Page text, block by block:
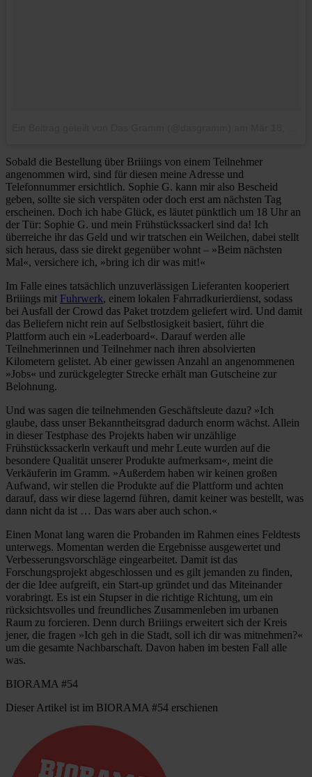
Sobald die Bestellung über Briiings von einem Teilnehmer
angenommen wird, sind für diesen meine Adresse und
Telefonnummer ersichtlich. Sophie G. kann mir also Bescheid
geben, sollte sie sich verspäten oder doch erst am nächsten Tag
erscheinen. Doch ich habe Glück, es läutet pünktlich um 18 Uhr an
der Tür: Sophie G. und mein Frühstückssackerl sind da! Ich
überreiche ihr das Geld und wir tratschen ein Weilchen, dabei stellt
sich heraus, dass sie direkt gegenüber wohnt – »Beim nächsten
Mal«, versichere ich, »bring ich dir was mit!«
Im Falle eines tatsächlich unzuverlässigen Lieferanten kooperiert
Briiings mit Fuhrwerk, einem lokalen Fahrradkurierdienst, sodass
bei Ausfall der Crowd das Paket trotzdem geliefert wird. Und damit
das Beliefern nicht rein auf Selbstlosigkeit basiert, führt die
Plattform auch ein »Leaderboard«. Darauf werden alle
Teilnehmerinnen und Teilnehmer nach ihren absolvierten
Kilometern gelistet. Ab einer gewissen Anzahl an angenommenen
»Jobs« und zurückgelegter Strecke erhält man Gutscheine zur
Belohnung.
Und was sagen die teilnehmenden Geschäftsleute dazu? »Ich
glaube, dass unser Bekanntheitsgrad dadurch enorm wächst. Allein
in dieser Testphase des Projekts haben wir unzählige
Frühstückssackerln verkauft und mehr Leute wurden auf die
besondere Qualität unserer Produkte aufmerksam«, meint die
Verkäuferin im Gramm. »Außerdem haben wir keinen großen
Aufwand, wir stellen die Produkte auf die Plattform und achten
darauf, dass wir diese lagernd führen, damit keiner was bestellt, was
dann nicht da ist … Das wars aber auch schon.«
Einen Monat lang waren die Probanden im Rahmen eines Feldtests
unterwegs. Momentan werden die Ergebnisse ausgewertet und
Verbesserungsvorschläge eingearbeitet. Damit ist das
Forschungsprojekt abgeschlossen und es gilt jemanden zu finden,
der die Idee aufgreift, ein Start-up gründet und das Miteinander
vorabringt. Es ist ein Stupser in die richtige Richtung, um ein
rücksichtsvolles und freundliches Zusammenleben im urbanen
Raum zu forcieren. Denn durch Briiings erweitert sich der Kreis
jener, die fragen »Ich geh in die Stadt, soll ich dir was mitnehmen?«
um die gesamte Nachbarschaft. Davon haben im besten Fall alle
was.
BIORAMA #54
Dieser Artikel ist im BIORAMA #54 erschienen